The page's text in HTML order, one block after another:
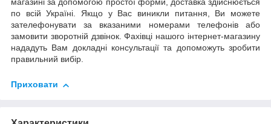
магазині за допомогою простої форми, доставка здійснюється
по всій Україні. Якщо у Вас виникли питання, Ви можете
зателефонувати за вказаними номерами телефонів або
замовити зворотній дзвінок. Фахівці нашого інтернет-магазину
нададуть Вам докладні консультації та допоможуть зробити
правильний вибір.
Приховати